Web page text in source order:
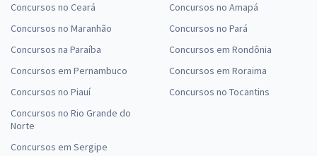
Concursos no Ceará
Concursos no Maranhão
Concursos na Paraíba
Concursos em Pernambuco
Concursos no Piauí
Concursos no Rio Grande do
Norte
Concursos em Sergipe
Concursos no Amapá
Concursos no Pará
Concursos em Rondônia
Concursos em Roraima
Concursos no Tocantins